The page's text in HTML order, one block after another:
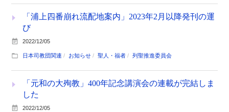
「浦上四番崩れ流配地案内」2023年2月以降発刊の運
び
2022/12/05
日本司教団関連 お知らせ 聖人・福者 列聖推進委員会
「元和の大殉教」400年記念講演会の連載が完結しま
した
2022/12/05